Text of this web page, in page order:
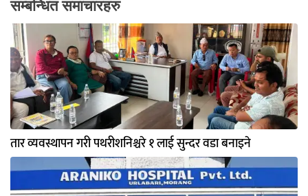
सम्बन्धित समाचारहरु
तार व्यवस्थापन गरी पथरीशनिश्चरे १ लाई सुन्दर वडा बनाइने